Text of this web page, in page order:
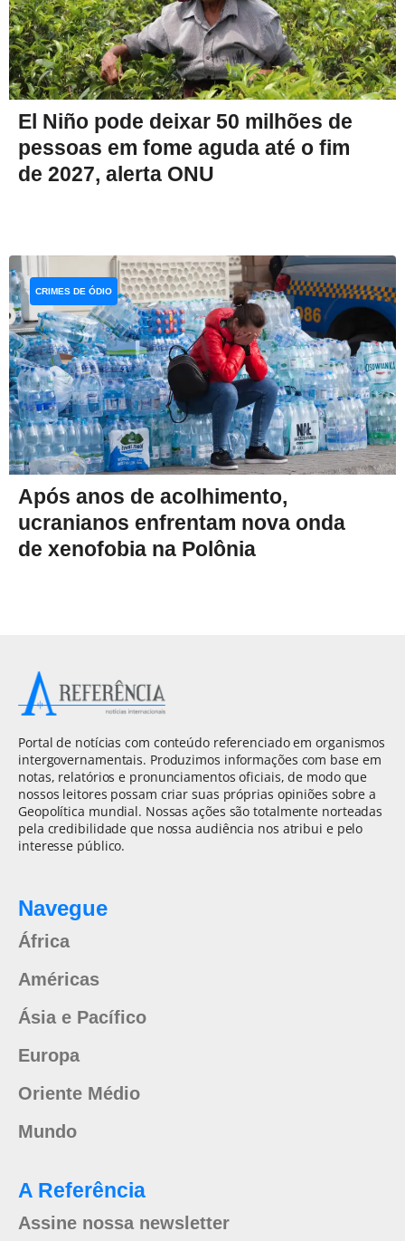
El Niño pode deixar 50 milhões de
pessoas em fome aguda até o fim
de 2027, alerta ONU
Após anos de acolhimento,
ucranianos enfrentam nova onda
de xenofobia na Polônia
CRIMES DE ÓDIO
Portal de notícias com conteúdo referenciado em organismos
intergovernamentais. Produzimos informações com base em
notas, relatórios e pronunciamentos oficiais, de modo que
nossos leitores possam criar suas próprias opiniões sobre a
Geopolítica mundial. Nossas ações são totalmente norteadas
pela credibilidade que nossa audiência nos atribui e pelo
interesse público.
Navegue
África
Américas
Ásia e Pacífico
Europa
Oriente Médio
Mundo
A Referência
Assine nossa newsletter